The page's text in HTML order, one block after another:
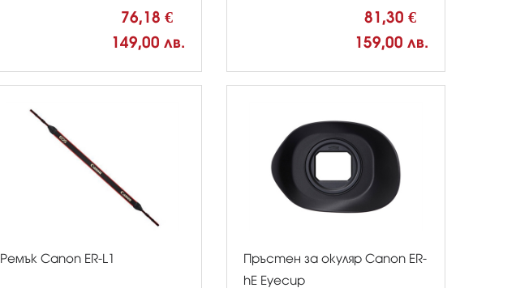
76,18 €
149,00 лв.
81,30 €
159,00 лв.
Ремък Canon ER-L1
Пръстен за окуляр Canon ER-
hE Eyecup